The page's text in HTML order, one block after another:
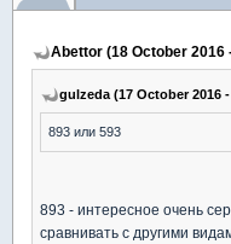
Abettor (18 October 2016
gulzeda (17 October 2016
893 или 593
893 - интересное очень
сравнивать с другими